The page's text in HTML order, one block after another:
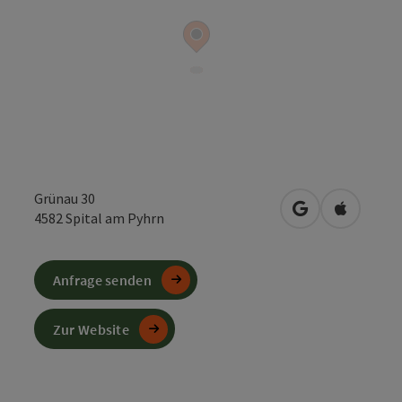
Grünau 30
4582Spital am Pyhrn in Googlein Apple
Anfrage senden
Zur Website